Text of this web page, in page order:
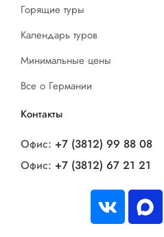
Горящие туры
Календарь туров
Минимальные цены
Все о Германии
Контакты
Офис: +7 (3812) 99 88 08
Офис: +7 (3812) 67 21 21